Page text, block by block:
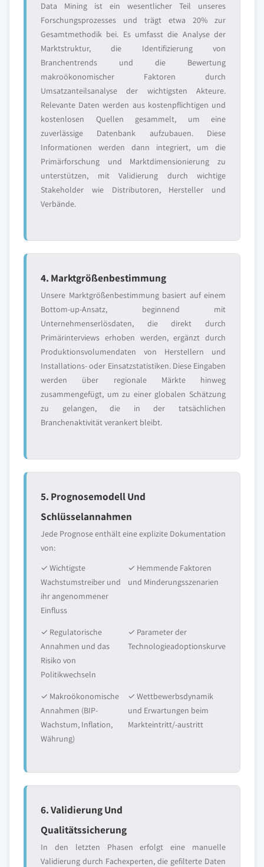
Data Mining ist ein wesentlicher Teil unseres
Forschungsprozesses und trägt etwa 20% zur
Gesamtmethodik bei. Es umfasst die Analyse der
Marktstruktur, die Identifizierung von
Branchentrends und die Bewertung
makroökonomischer Faktoren durch
Umsatzanteilsanalyse der wichtigsten Akteure.
Relevante Daten werden aus kostenpflichtigen und
kostenlosen Quellen gesammelt, um eine
zuverlässige Datenbank aufzubauen. Diese
Informationen werden dann integriert, um die
Primärforschung und Marktdimensionierung zu
unterstützen, mit Validierung durch wichtige
Stakeholder wie Distributoren, Hersteller und
Verbände.
4. Marktgrößenbestimmung
Unsere Marktgrößenbestimmung basiert auf einem
Bottom-up-Ansatz, beginnend mit
Unternehmenserlösdaten, die direkt durch
Primärinterviews erhoben werden, ergänzt durch
Produktionsvolumendaten von Herstellern und
Installations- oder Einsatzstatistiken. Diese Eingaben
werden über regionale Märkte hinweg
zusammengefügt, um zu einer globalen Schätzung
zu gelangen, die in der tatsächlichen
Branchenaktivität verankert bleibt.
5. Prognosemodell Und
Schlüsselannahmen
Jede Prognose enthält eine explizite Dokumentation
von:
✓ Wichtigste
Wachstumstreiber und
ihr angenommener
Einfluss
✓ Hemmende Faktoren
und Minderungsszenarien
✓ Regulatorische
Annahmen und das
Risiko von
Politikwechseln
✓ Parameter der
Technologieadoptionskurve
✓ Makroökonomische
Annahmen (BIP-
Wachstum, Inflation,
Währung)
✓ Wettbewerbsdynamik
und Erwartungen beim
Markteintritt/-austritt
6. Validierung Und
Qualitätssicherung
In den letzten Phasen erfolgt eine manuelle
Validierung durch Fachexperten, die gefilterte Daten